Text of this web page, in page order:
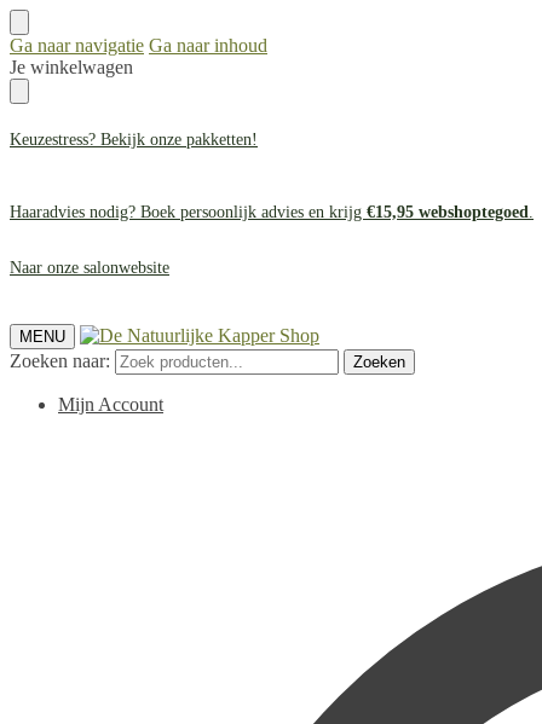
Ga naar navigatie Ga naar inhoud
Je winkelwagen
Keuzestress? Bekijk onze pakketten!
Haaradvies nodig? Boek persoonlijk advies en krijg €15,95 webshoptegoed.
Naar onze salonwebsite
MENU
Zoeken naar: Zoeken
Mijn Account